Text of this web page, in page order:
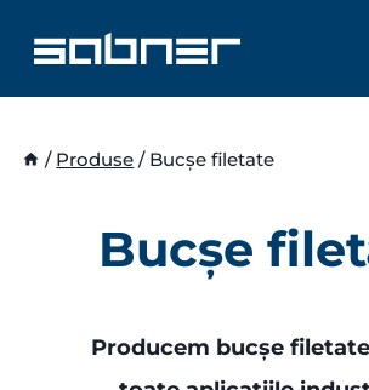
content
/ Produse / Bucșe filetate
Bucșe
Producem bucșe